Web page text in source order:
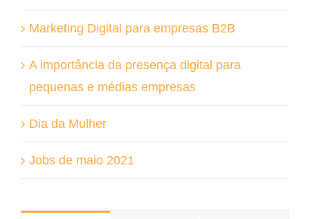
Marketing Digital para empresas B2B
A importância da presença digital para
pequenas e médias empresas
Dia da Mulher
Jobs de maio 2021